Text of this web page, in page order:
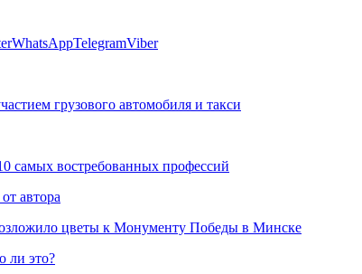
WhatsAppTelegramViber
грузового автомобиля и такси
самых востребованных профессий
автора
цветы к Монументу Победы в Минске
ли это?